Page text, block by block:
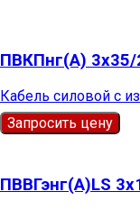
ПВКПнг(А) 3х35/
Кабель силовой с
Запросить цену
ПВВГэнг(А)LS